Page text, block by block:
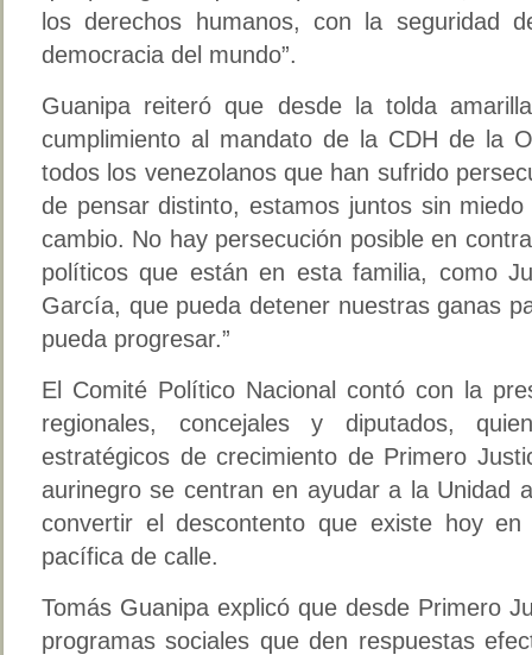
los derechos humanos, con la seguridad
democracia del mundo”.
Guanipa reiteró que desde la tolda
cumplimiento al mandato de la CDH de la
todos los venezolanos que han sufrido
de pensar distinto, estamos juntos sin
cambio. No hay persecución posible en
políticos que están en esta familia, como
García, que pueda detener nuestras ganas
pueda progresar.”
El Comité Político Nacional contó con la
regionales, concejales y diputados,
estratégicos de crecimiento de Primero
aurinegro se centran en ayudar a la Unidad
convertir el descontento que existe hoy
pacífica de calle.
Tomás Guanipa explicó que desde Primero
programas sociales que den respuestas